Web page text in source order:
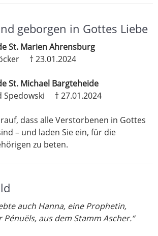
geborgen in Gottes Liebe
St. Marien Ahrensburg
† 23.01.2024
St. Michael Bargteheide
Spedowski † 27.01.2024
dass alle Verstorbenen in Gottes
– und laden Sie ein, für die
zu beten.
auch Hanna, eine Prophetin,
Pénuëls, aus dem Stamm Ascher.“